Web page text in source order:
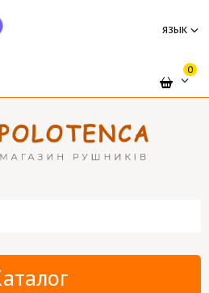
язык
0